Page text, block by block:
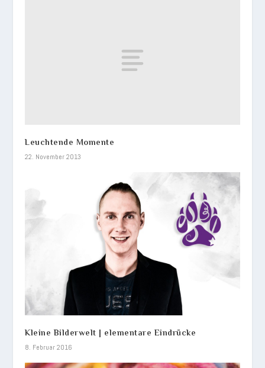
Leuchtende Momente
22. November 2013
Kleine Bilderwelt | elementare Eindrücke
8. Februar 2016